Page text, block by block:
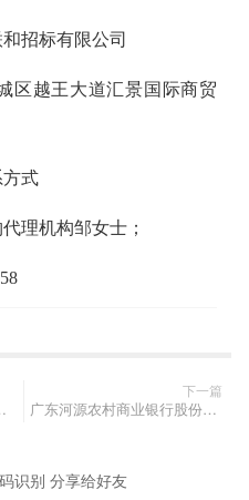
招标有限公司
区越王大道汇景国际商贸
式
理机构邹女士；
竞争性谈判公告
下一篇
广东河源农村商业银行股份有限公司2025年员工行服采购项目公开招标公告
识别 分享给好友